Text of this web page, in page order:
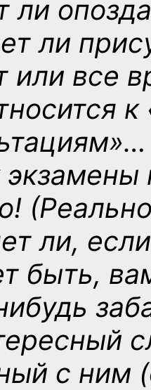
ли
ли
или все
…
экзамены
ли,
быть,
с ним